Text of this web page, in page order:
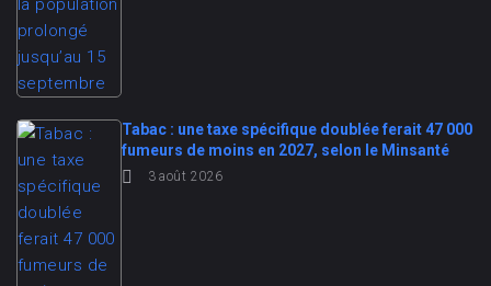
Tabac : une taxe spécifique doublée ferait 47 000
fumeurs de moins en 2027, selon le Minsanté
3 août 2026